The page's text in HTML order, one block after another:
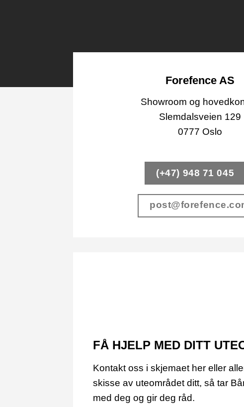
Forefence AS
Showroom og
Slemdalsveien 129
0777 Oslo
(+47) 948 71 045
FÅ HJELP MED DITT
Kontakt oss i skjemaet her eller
skisse av uteområdet ditt, så tar
med deg og gir deg råd.